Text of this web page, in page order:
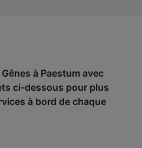
à Paestum avec
ci-dessous pour plus
à bord de chaque